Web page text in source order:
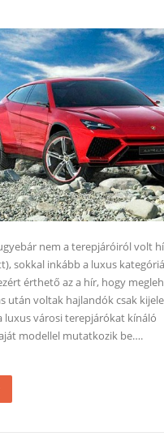
nem a terepjáróiról volt
sokkal inkább a luxus
érthető az a hír, hogy
után voltak hajlandók csak
luxus városi terepjárókat kínáló
modellel mutatkozik be….